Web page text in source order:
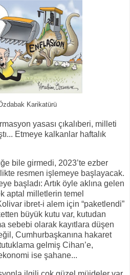
Karikatürü
yasası çıkalıberi, milleti
Etmeye kalkanlar haftalık
bile girmedi, 2023’te ezber
resmen işlemeye başlayacak.
başladı: Artık öyle aklına gelen
aptal milletlerin temel
ibret-i alem için “paketlendi”
büyük kutu var, kutudan
sebebi olarak kayıtlara düşen
Cumhurbaşkanına hakaret
gelmiş Cihan’e,
ise şahane...